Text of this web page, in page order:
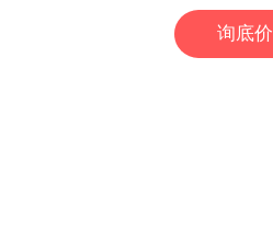
询底价